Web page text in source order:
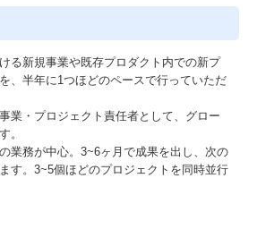
る新規事業や既存プロダクト内での新プ
、半年に1つほどのペースで行っていただ
業・プロジェクト責任者として、グロー
。
業務が中心。3~6ヶ月で成果を出し、次の
す。3~5個ほどのプロジェクトを同時並行